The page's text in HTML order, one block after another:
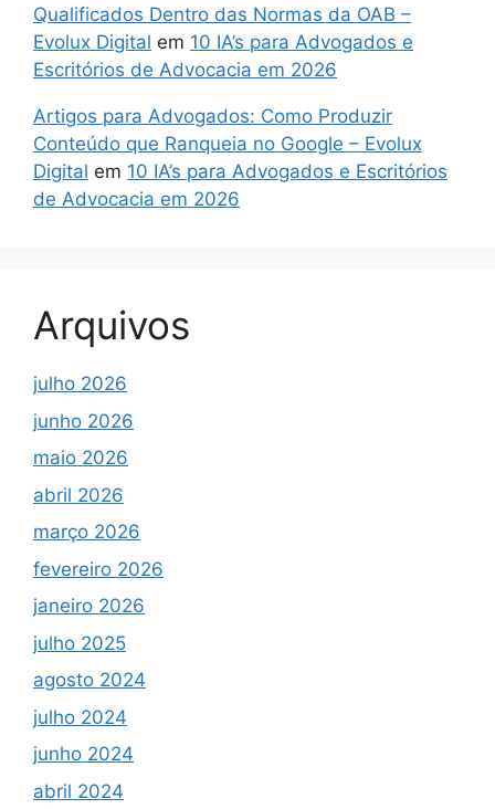
Qualificados Dentro das Normas da OAB –
Evolux Digital em 10 IA’s para Advogados e
Escritórios de Advocacia em 2026
Artigos para Advogados: Como Produzir
Conteúdo que Ranqueia no Google – Evolux
Digital em 10 IA’s para Advogados e Escritórios
de Advocacia em 2026
Arquivos
julho 2026
junho 2026
maio 2026
abril 2026
março 2026
fevereiro 2026
janeiro 2026
julho 2025
agosto 2024
julho 2024
junho 2024
abril 2024